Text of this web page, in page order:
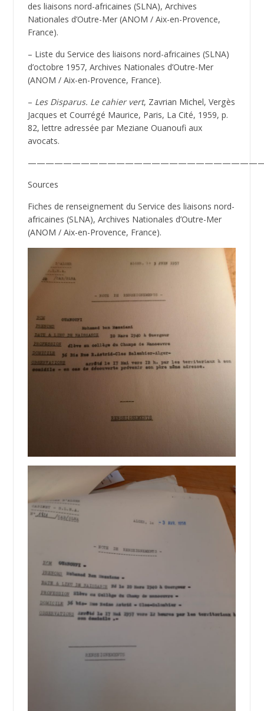
des liaisons nord-africaines (SLNA), Archives
Nationales d’Outre-Mer (ANOM / Aix-en-Provence,
France).
– Liste du Service des liaisons nord-africaines (SLNA)
d’octobre 1957, Archives Nationales d’Outre-Mer
(ANOM / Aix-en-Provence, France).
– Les Disparus. Le cahier vert, Zavrian Michel, Vergès
Jacques et Courrégé Maurice, Paris, La Cité, 1959, p.
82, lettre adressée par Meziane Ouanoufi aux
avocats.
Sources
Fiches de renseignement du Service des liaisons nord-
africaines (SLNA), Archives Nationales d’Outre-Mer
(ANOM / Aix-en-Provence, France).